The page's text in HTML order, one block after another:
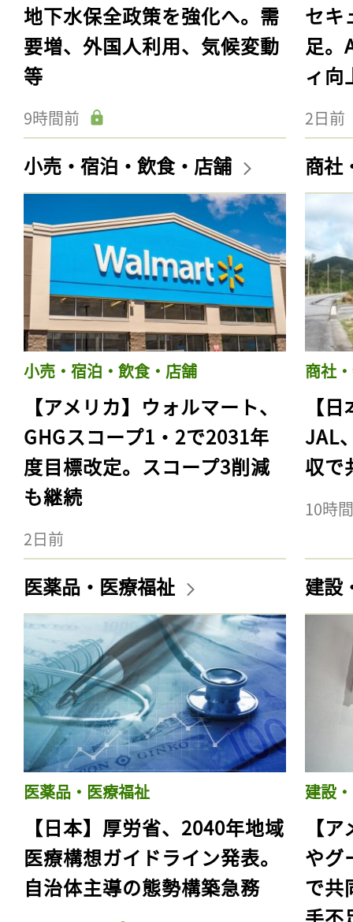
地下水保全政策を強化へ。需
要増、外国人利用、気候変動
等
9時間前
セキ
足。
ィ向
2日前
小売・宿泊・飲食・店舗
小売・宿泊・飲食・店舗
【アメリカ】ウォルマート、
GHGスコープ1・2で2031年
度目標改定。スコープ3削減
も継続
2日前
商社
商社
【
JAL
収で
10時
医薬品・医療福祉
医薬品・医療福祉
【日本】厚労省、2040年地域
医療構想ガイドライン発表。
自治体主導の態勢構築急務
建設
建設
【
やグ
で共